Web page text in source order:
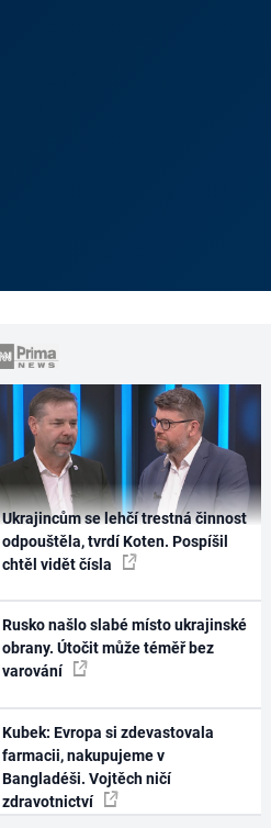
Ukrajincům se lehčí trestná činnost
odpouštěla, tvrdí Koten. Pospíšil
chtěl vidět čísla
Rusko našlo slabé místo ukrajinské
obrany. Útočit může téměř bez
varování
Kubek: Evropa si zdevastovala
farmacii, nakupujeme v
Bangladéši. Vojtěch ničí
zdravotnictví